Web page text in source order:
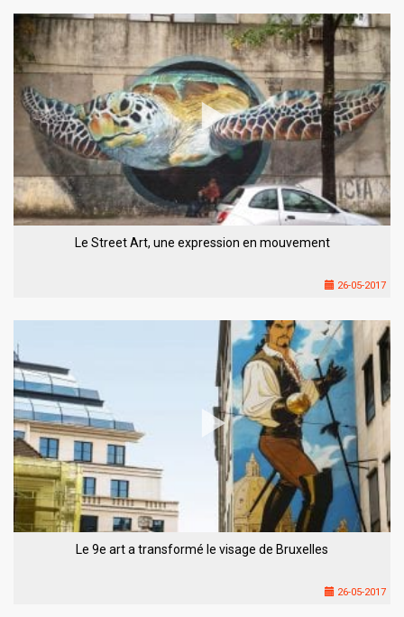
Le Street Art, une expression en mouvement
26-05-2017
Le 9e art a transformé le visage de Bruxelles
26-05-2017